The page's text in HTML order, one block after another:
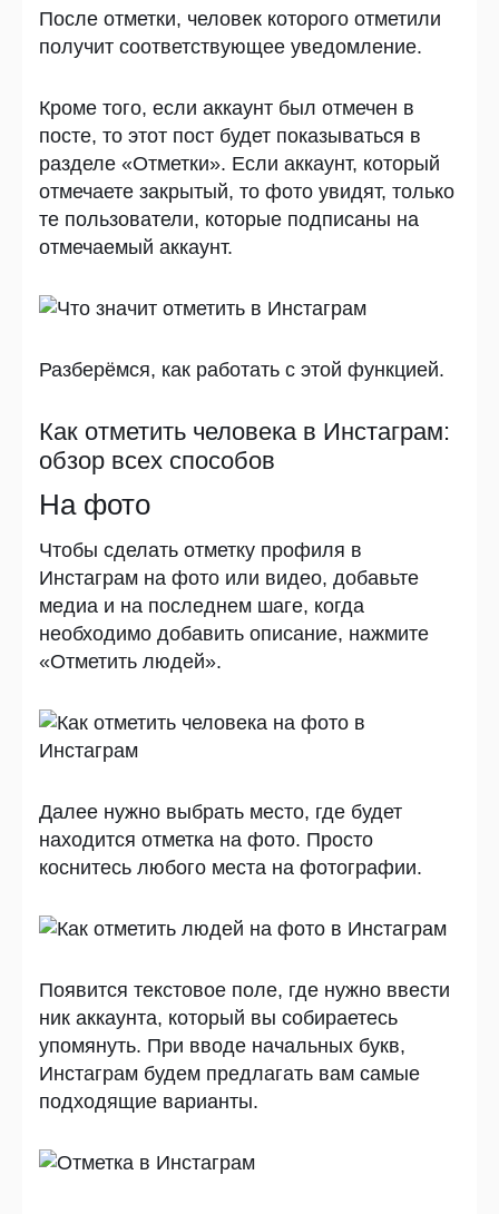
После отметки, человек которого отметили
получит соответствующее уведомление.
Кроме того, если аккаунт был отмечен в
посте, то этот пост будет показываться в
разделе «Отметки». Если аккаунт, который
отмечаете закрытый, то фото увидят, только
те пользователи, которые подписаны на
отмечаемый аккаунт.
Разберёмся, как работать с этой функцией.
Как отметить человека в Инстаграм:
обзор всех способов
На фото
Чтобы сделать отметку профиля в
Инстаграм на фото или видео, добавьте
медиа и на последнем шаге, когда
необходимо добавить описание, нажмите
«Отметить людей».
Далее нужно выбрать место, где будет
находится отметка на фото. Просто
коснитесь любого места на фотографии.
Появится текстовое поле, где нужно ввести
ник аккаунта, который вы собираетесь
упомянуть. При вводе начальных букв,
Инстаграм будем предлагать вам самые
подходящие варианты.